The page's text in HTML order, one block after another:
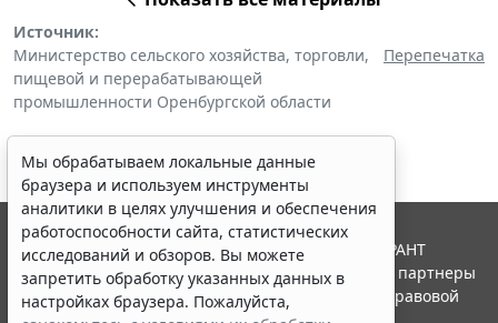
Источник:
Министерство сельского хозяйства, торговли,
пищевой и перерабатывающей
промышленности Оренбургской области
Перепечатка
Мы обрабатываем локальные данные
браузера и используем инструменты
аналитики в целях улучшения и обеспечения
работоспособности сайта, статистических
исследований и обзоров. Вы можете
запретить обработку указанных данных в
настройках браузера. Пожалуйста,
© ООО "НПП "ГАРАНТ-СЕРВИС", 2026. Система ГАРАНТ
выпускается с 1990 года. Компания "Гарант" и ее партнеры
являются участниками Российской ассоциации правовой
информации ГАРАНТ.